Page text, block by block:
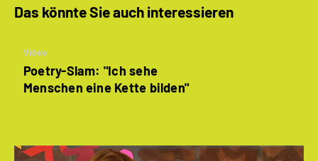
Das könnte Sie auch interessieren
Video
Poetry-Slam: "Ich sehe
Menschen eine Kette bilden"